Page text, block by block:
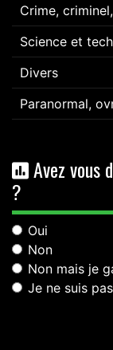
Crime,
Science et
Divers
Paranormal,
Avez vous
?
Oui
Non
Non mais je
Je ne suis